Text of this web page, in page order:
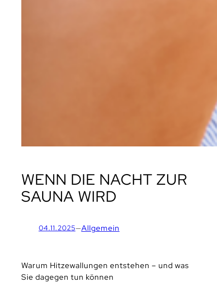
WENN DIE NACHT ZUR
SAUNA WIRD
04.11.2025—Allgemein
Warum Hitzewallungen entstehen – und was
Sie dagegen tun können